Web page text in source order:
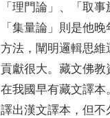
「 理門論 」、「 取事
「 集量論 」 則是他晚
方法 ， 闡明邏輯思維
貢獻很大。 藏文佛教
在我國早有藏文譯本
譯出漢文譯本 ， 但不